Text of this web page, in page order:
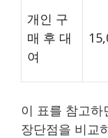
개인 구
매 후 대
여
이 표를 참고
장단점을 비교